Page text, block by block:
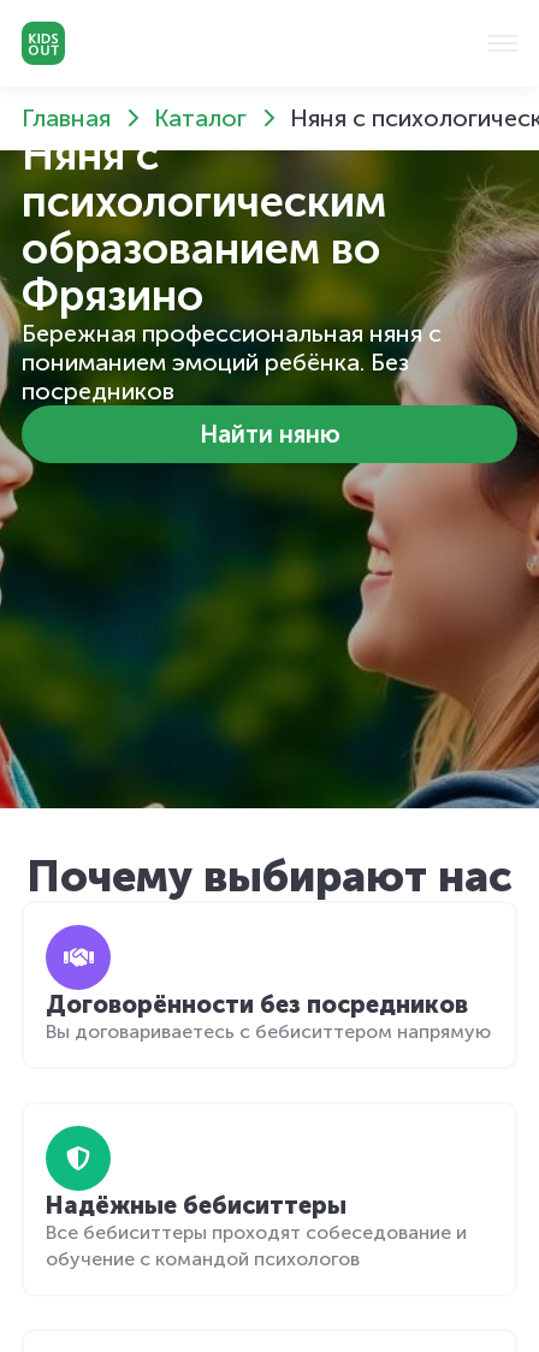
Главная Каталог Няня с
Няня с
психологическим
образованием во
Фрязино
Бережная профессиональная няня с
пониманием эмоций ребёнка. Без
посредников
Найти няню
Почему выбирают нас
Договорённости без посредников
Вы договариваетесь с бебиситтером напрямую
Надёжные бебиситтеры
Все бебиситтеры проходят собеседование и
обучение с командой психологов